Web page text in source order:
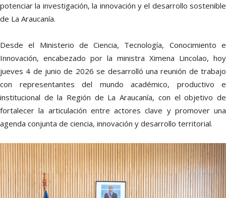
potenciar la investigación, la innovación y el desarrollo sostenible
de La Araucanía.
Desde el Ministerio de Ciencia, Tecnología, Conocimiento e
Innovación, encabezado por la ministra Ximena Lincolao, hoy
jueves 4 de junio de 2026 se desarrolló una reunión de trabajo
con representantes del mundo académico, productivo e
institucional de la Región de La Araucanía, con el objetivo de
fortalecer la articulación entre actores clave y promover una
agenda conjunta de ciencia, innovación y desarrollo territorial.